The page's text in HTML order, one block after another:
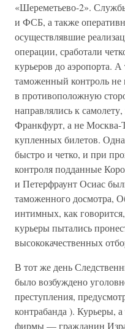
«Шереметьево-2».
и ФСБ, а также
осуществлявшие
операции, сработали
курьеров до аэропорта.
таможенный контроль не
в противоположную
направлялись к
Франкфурт, а не Москва-
купленных билетов.
быстро и четко, и при
контроля подданные
и Петерфраунт Осиас
таможенного досмотра,
интимных, как
курьеры пытались
высококачественных
В тот же день
было возбуждено
преступления,
контрабанда ). Курьеры,
фирмы — гражданин